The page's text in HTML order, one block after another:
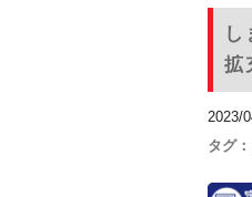
拡
2023/
タグ：